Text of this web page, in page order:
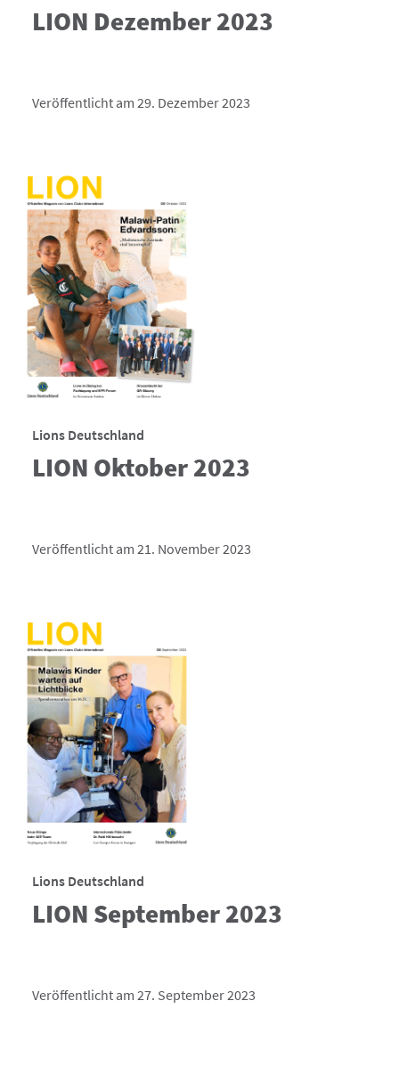
LION Dezember 2023
Veröffentlicht am 29. Dezember 2023
Lions Deutschland
LION Oktober 2023
Veröffentlicht am 21. November 2023
Lions Deutschland
LION September 2023
Veröffentlicht am 27. September 2023